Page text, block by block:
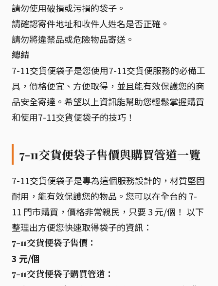
請勿使用破損或污損的袋子。
請確認寄件地址和收件人姓名是否正確。
請勿將違禁品或危險物品寄送。
總結
7-11交貨便袋子是您使用7-11交貨便服務的必備工
具，價格便宜、方便取得，並且能有效保護您的商
品安全寄達。希望以上資訊能幫助您輕鬆掌握購買
和使用7-11交貨便袋子的技巧！
7-11交貨便袋子售價與購買管道一覽
7-11交貨便袋子是專為這個服務設計的，材質堅固
耐用，能有效保護您的物品。您可以在全台的 7-
11 門市購買，價格非常親民，只要 3 元/個！ 以下
整理出方便您快速取得袋子的資訊：
7-11交貨便袋子售價：
3 元/個
7-11交貨便袋子購買管道：